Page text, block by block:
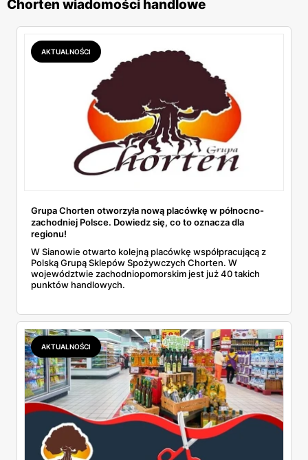
Chorten wiadomości handlowe
AKTUALNOŚCI
Grupa Chorten otworzyła nową placówkę w północno-
zachodniej Polsce. Dowiedz się, co to oznacza dla
regionu!
W Sianowie otwarto kolejną placówkę współpracującą z
Polską Grupą Sklepów Spożywczych Chorten. W
województwie zachodniopomorskim jest już 40 takich
punktów handlowych.
AKTUALNOŚCI